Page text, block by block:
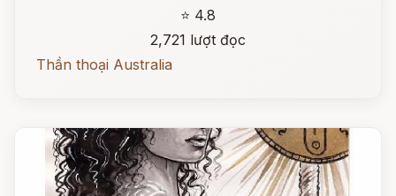
⭐ 4.8
2,721 lượt đọc
Thần thoại Australia